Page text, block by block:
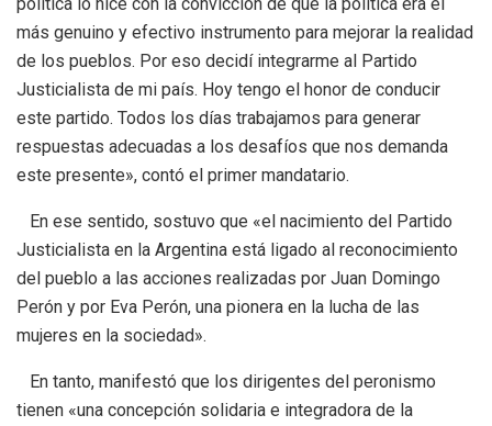
más genuino y efectivo instrumento para mejorar la realidad
de los pueblos. Por eso decidí integrarme al Partido
Justicialista de mi país. Hoy tengo el honor de conducir
este partido. Todos los días trabajamos para generar
respuestas adecuadas a los desafíos que nos demanda
este presente», contó el primer mandatario.
En ese sentido, sostuvo que «el nacimiento del Partido
Justicialista en la Argentina está ligado al reconocimiento
del pueblo a las acciones realizadas por Juan Domingo
Perón y por Eva Perón, una pionera en la lucha de las
mujeres en la sociedad».
En tanto, manifestó que los dirigentes del peronismo
tienen «una concepción solidaria e integradora de la